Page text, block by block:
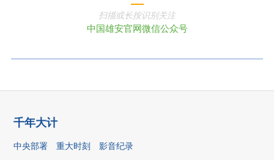
扫描或长按识别关注
中国雄安官网微信公众号
千年大计
中央部署 重大时刻 影音纪录